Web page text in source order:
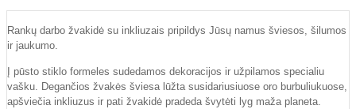
Rankų darbo žvakidė su inkliuzais pripildys Jūsų namus šviesos, šilumos
ir jaukumo.
Į pūsto stiklo formeles sudedamos dekoracijos ir užpilamos specialiu
vašku. Degančios žvakės šviesa lūžta susidariusiuose oro burbuliukuose,
apšviečia inkliuzus ir pati žvakidė pradeda švytėti lyg maža planeta.